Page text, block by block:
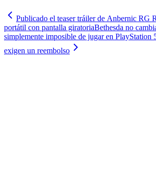
Publicado el teaser tráiler de Anbernic RG
portátil con pantalla giratoriaBethesda no
simplemente imposible de jugar en PlayStation
exigen un reembolso